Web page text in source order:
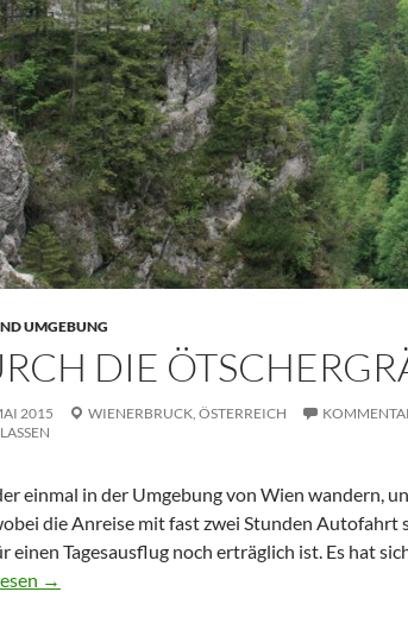
UMGEBUNG
DIE
2015 WIENERBRUCK, ÖSTERREICH
einmal in der Umgebung von Wien wandern,
die Anreise mit fast zwei Stunden Autofahrt
einen Tagesausflug noch erträglich ist. Es hat
Ötschergräben
→